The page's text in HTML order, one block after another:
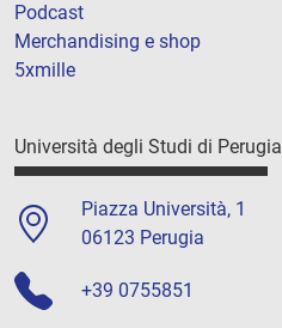
Podcast
Merchandising e shop
5xmille
Università degli Studi di Perugia
Piazza Università, 1
06123 Perugia
+39 0755851